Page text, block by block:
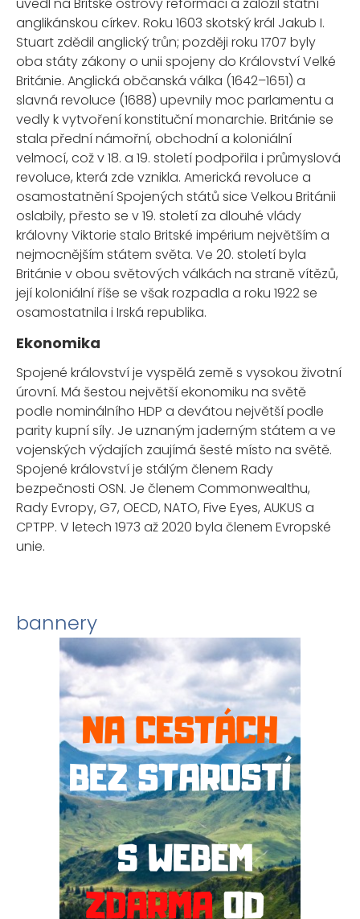
anglikánskou církev. Roku 1603 skotský král Jakub I.
Stuart zdědil anglický trůn; později roku 1707 byly
oba státy zákony o unii spojeny do Království Velké
Británie. Anglická občanská válka (1642–1651) a
slavná revoluce (1688) upevnily moc parlamentu a
vedly k vytvoření konstituční monarchie. Británie se
stala přední námořní, obchodní a koloniální
velmocí, což v 18. a 19. století podpořila i průmyslová
revoluce, která zde vznikla. Americká revoluce a
osamostatnění Spojených států sice Velkou Británii
oslabily, přesto se v 19. století za dlouhé vlády
královny Viktorie stalo Britské impérium největším a
nejmocnějším státem světa. Ve 20. století byla
Británie v obou světových válkách na straně vítězů,
její koloniální říše se však rozpadla a roku 1922 se
osamostatnila i Irská republika.
Ekonomika
Spojené království je vyspělá země s vysokou životní
úrovní. Má šestou největší ekonomiku na světě
podle nominálního HDP a devátou největší podle
parity kupní síly. Je uznaným jaderným státem a ve
vojenských výdajích zaujímá šesté místo na světě.
Spojené království je stálým členem Rady
bezpečnosti OSN. Je členem Commonwealthu,
Rady Evropy, G7, OECD, NATO, Five Eyes, AUKUS a
CPTPP. V letech 1973 až 2020 byla členem Evropské
unie.
bannery